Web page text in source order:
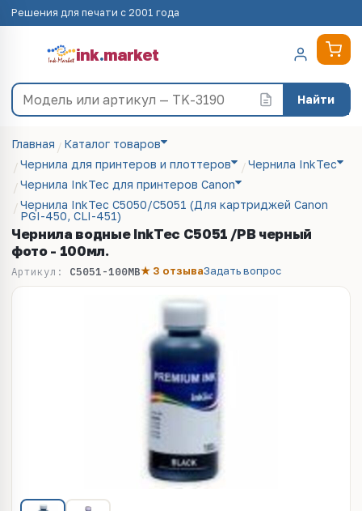
Решения для печати с 2001 года
ink.market
Найти
Главная
Каталог товаров
Чернила для принтеров и плоттеров
Чернила InkTec
Чернила InkTec для принтеров Canon
Чернила InkTec C5050/C5051 (Для картриджей Canon
PGI-450, CLI-451)
Чернила водные InkTec C5051 /PB черный
фото - 100мл.
Артикул: C5051-100MB★ 3 отзываЗадать вопрос